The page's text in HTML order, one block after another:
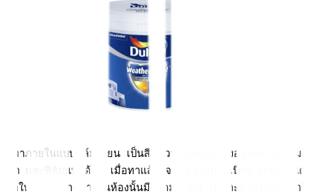
สีทาภายในแบบฟิล์มเนียน เป็นสีที่ความสะท้อนแสงอยู่ระหว่างฟิล์มกึ่ง
เงา และฟิล์มแบบด้าน เมื่อทาแล้วสีจะมีความนวลเนียน เล่นแสงได้ดี
ทำให้บรรยากาศภายในห้องนั้นมีความละมุน เหมาะสำหรับการทาใน